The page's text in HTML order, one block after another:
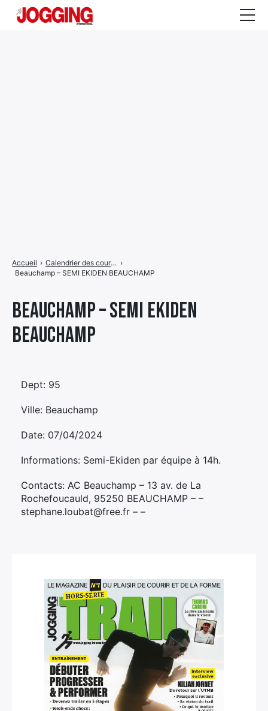
Beauchamp – SEMI EKIDEN
BEAUCHAMP
Accueil › Calendrier des courses ›
Beauchamp – SEMI EKIDEN BEAUCHAMP
Dept: 95
Ville: Beauchamp
Date: 07/04/2024
Informations: Semi-Ekiden par équipe à 14h.
Contacts: AC Beauchamp – 13 av. de La
Rochefoucauld, 95250 BEAUCHAMP – –
stephane.loubat@free.fr – –
de
menu
Élément
de
Élément
de